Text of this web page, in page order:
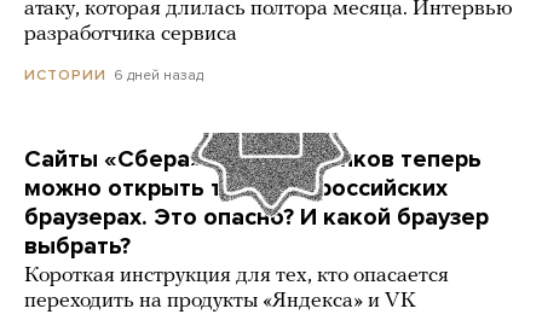
атаку, которая длилась полтора месяца. Интервью
разработчика сервиса
ИСТОРИИ 6 дней назад
Сайты «Сбера» и других банков теперь
можно открыть только в российских
браузерах. Это опасно? И какой браузер
выбрать?
Короткая инструкция для тех, кто опасается
переходить на продукты «Яндекса» и VK